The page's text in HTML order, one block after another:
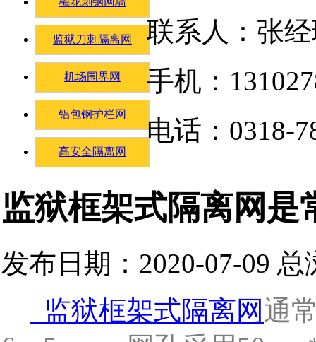
监狱刀刺隔离网
机场围界网
铝包钢护栏网
高安全隔离网
监狱框架式隔离网是
发布日期：2020-07-09 总
监狱框架式隔离网 通
联系人：张
手机：
电话：0318-